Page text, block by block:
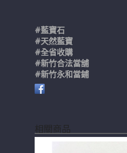
#藍寶石
#天然藍寶
#全省收購
#新竹合法當舖
#新竹永和當鋪
相關商品